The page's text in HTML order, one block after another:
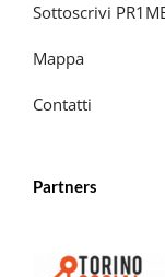
Sottoscrivi
Mappa
Contatti
Partners